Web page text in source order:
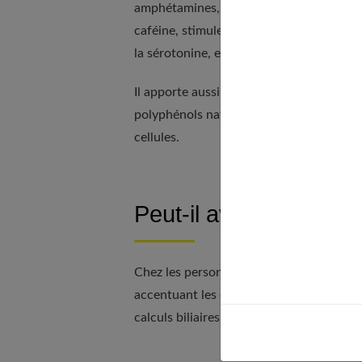
amphétamines, pourraient avoir des
caféine, stimule le psychisme. Enfin, sa
la sérotonine, employée comme
Il apporte aussi des minéraux
polyphénols naturels possèdent des
cellules.
Peut-il avoir des
Chez les personnes prédisposées, il
accentuant les contractions de la
calculs biliaires.